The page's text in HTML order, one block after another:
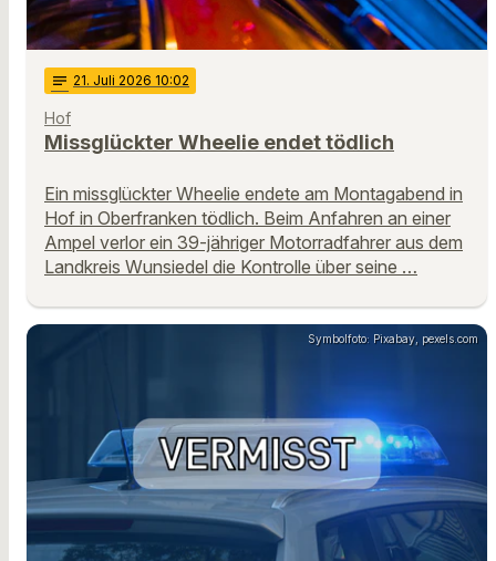
notes 21. Juli 2026 10:02
Hof
Missglückter Wheelie endet tödlich
Ein missglückter Wheelie endete am Montagabend in
Hof in Oberfranken tödlich. Beim Anfahren an einer
Ampel verlor ein 39-jähriger Motorradfahrer aus dem
Landkreis Wunsiedel die Kontrolle über seine …
Symbolfoto: Pixabay, pexels.com